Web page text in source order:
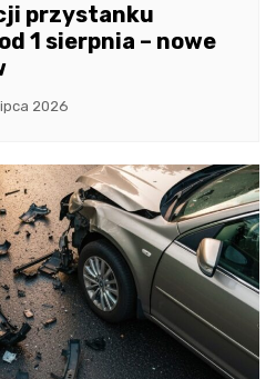
przystanku
1 sierpnia – nowe
2026